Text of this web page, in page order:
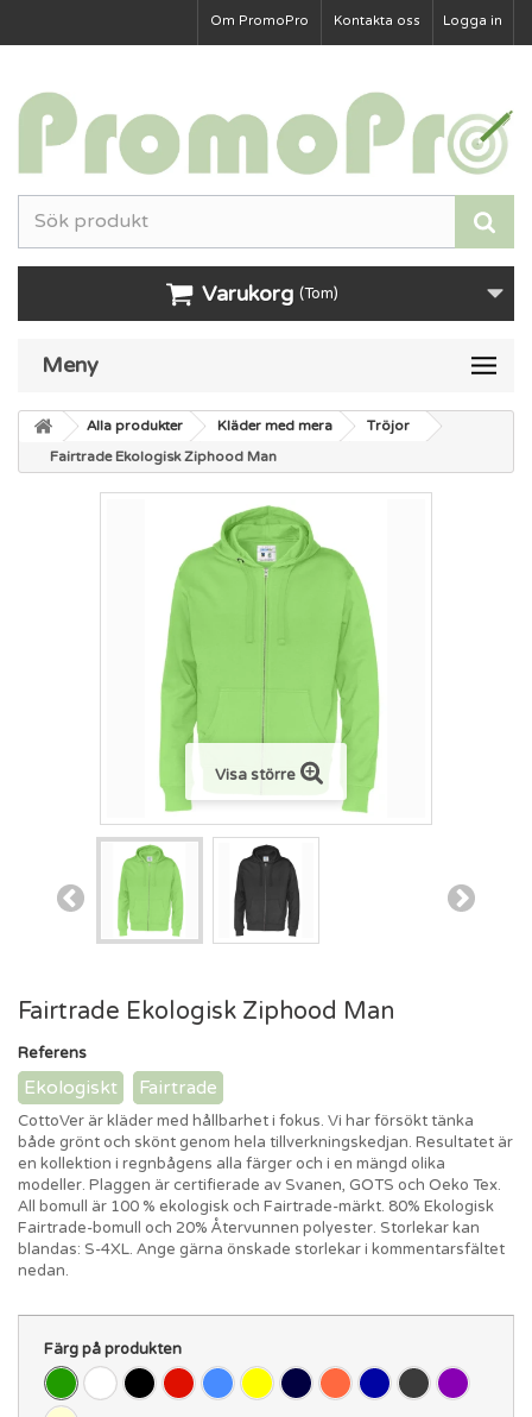
Logga in
Kontakta oss
Om PromoPro
Varukorg (Tom)
Meny
Alla produkter Kläder med mera
Tröjor
Fairtrade Ekologisk Ziphood Man
Visa större
Fairtrade Ekologisk Ziphood Man
Referens
Ekologiskt Fairtrade
CottoVer är kläder med hållbarhet i fokus. Vi har försökt tänka
både grönt och skönt genom hela tillverkningskedjan. Resultatet är
en kollektion i regnbågens alla färger och i en mängd olika
modeller. Plaggen är certifierade av Svanen, GOTS och Oeko Tex.
All bomull är 100 % ekologisk och Fairtrade-märkt. 80% Ekologisk
Fairtrade-bomull och 20% Återvunnen polyester. Storlekar kan
blandas: S-4XL. Ange gärna önskade storlekar i kommentarsfältet
nedan.
Färg på produkten